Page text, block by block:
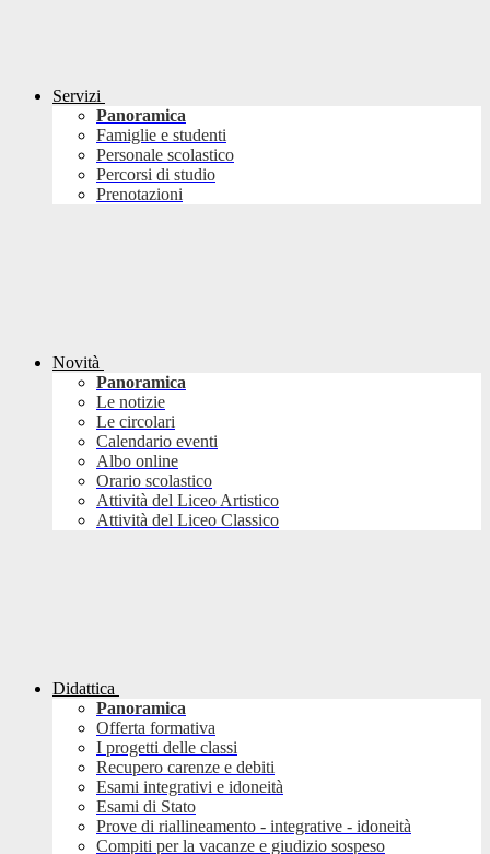
Servizi
Panoramica
Famiglie e studenti
Personale scolastico
Percorsi di studio
Prenotazioni
Novità
Panoramica
Le notizie
Le circolari
Calendario eventi
Albo online
Orario scolastico
Attività del Liceo Artistico
Attività del Liceo Classico
Didattica
Panoramica
Offerta formativa
I progetti delle classi
Recupero carenze e debiti
Esami integrativi e idoneità
Esami di Stato
Prove di riallineamento - integrative - idoneità
Compiti per la vacanze e giudizio sospeso